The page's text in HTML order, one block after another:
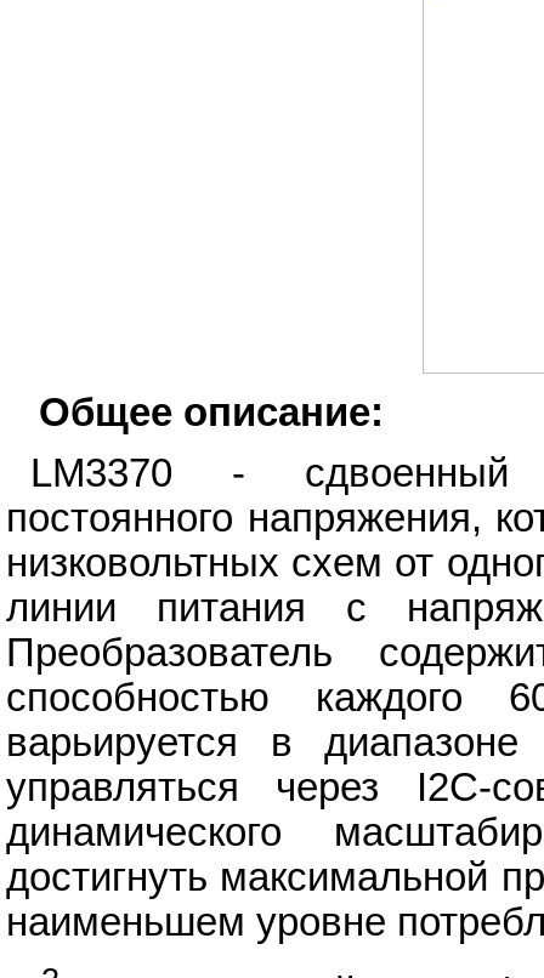
Общее описание:
LM3370 - сдвоенный
постоянного напряжения,
низковольтных схем от
линии питания с
Преобразователь
способностью каждого
варьируется в
управляться через I2C-
динамического
достигнуть максимальной
наименьшем уровне